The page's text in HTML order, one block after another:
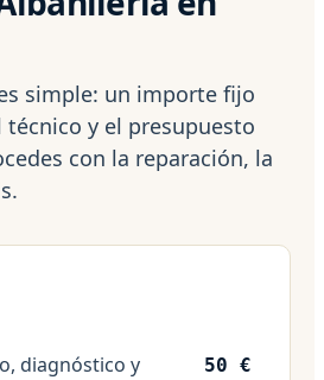
simple: un importe fijo
y el presupuesto
con la reparación, la
diagnóstico y
50 €